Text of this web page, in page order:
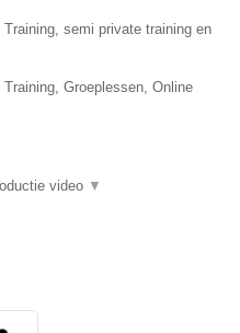
semi private training en
Groeplessen, Online
video ▼